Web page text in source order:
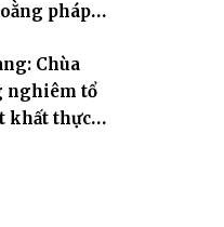
pháp
sự nhiệm
Chùa
nghiêm tổ
khất thực